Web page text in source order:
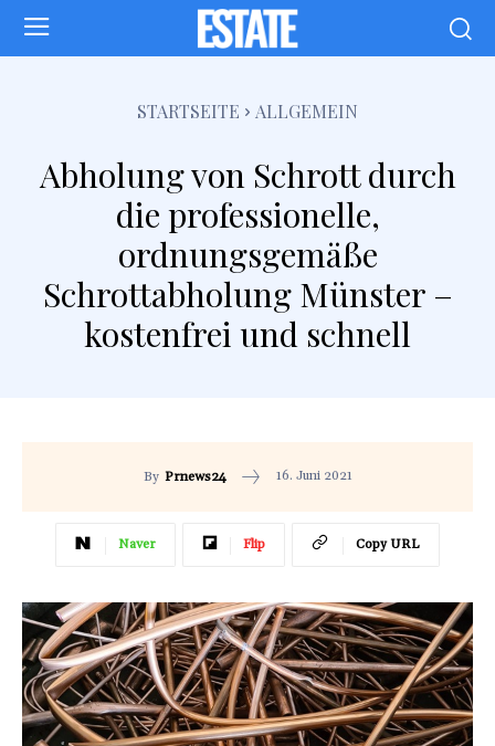
STARTSEITE ALLGEMEIN
Abholung von Schrott durch
die professionelle,
ordnungsgemäße
Schrottabholung Münster –
kostenfrei und schnell
By Prnews24 16. Juni 2021
Naver Flip Copy URL